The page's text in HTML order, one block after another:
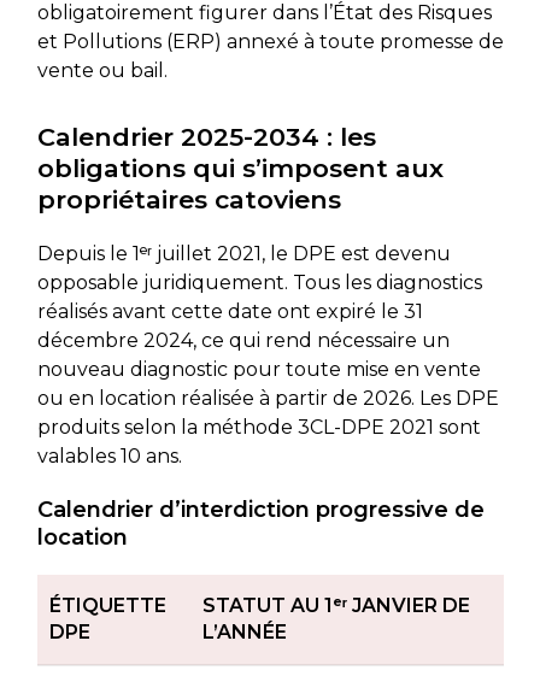
obligatoirement figurer dans l’État des Risques
et Pollutions (ERP) annexé à toute promesse de
vente ou bail.
Calendrier 2025-2034 : les
obligations qui s’imposent aux
propriétaires catoviens
Depuis le 1ᵉʳ juillet 2021, le DPE est devenu
opposable juridiquement. Tous les diagnostics
réalisés avant cette date ont expiré le 31
décembre 2024, ce qui rend nécessaire un
nouveau diagnostic pour toute mise en vente
ou en location réalisée à partir de 2026. Les DPE
produits selon la méthode 3CL-DPE 2021 sont
valables 10 ans.
Calendrier d’interdiction progressive de
location
ÉTIQUETTE
DPE
STATUT AU 1ᵉʳ JANVIER DE
L’ANNÉE